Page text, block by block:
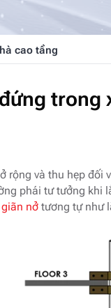
cao tầng
trong
rộng và thu hẹp đối
phái tư tưởng khi
nở tương tự như